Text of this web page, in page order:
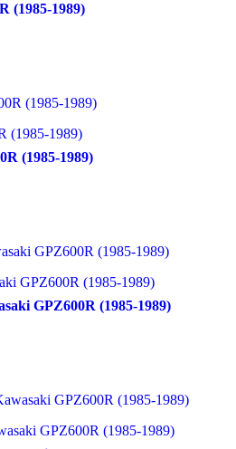
(1985-1989)
(1985-1989)
(1985-1989)
GPZ600R (1985-1989)
GPZ600R (1985-1989)
GPZ600R (1985-1989)